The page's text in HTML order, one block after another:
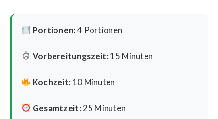
Portionen:4 Portionen
Vorbereitungszeit:15 Minuten
Kochzeit: 10 Minuten
Gesamtzeit:25 Minuten